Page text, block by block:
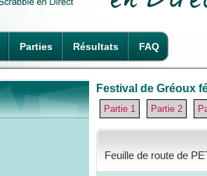
Parties Résultats FAQ
Festival de Gréoux
Partie 1 Partie 2
Feuille de route de